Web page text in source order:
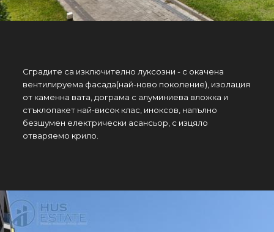
Сградите са изключително луксозни - с окачена
вентилируема фасада(най-ново поколение), изолация
от каменна вата, дограма с алуминиева вложка и
стъклопакет най-висок клас, иноксов, напълно
безшумен електрически асансьор, с изцяло
отваряемо крило.